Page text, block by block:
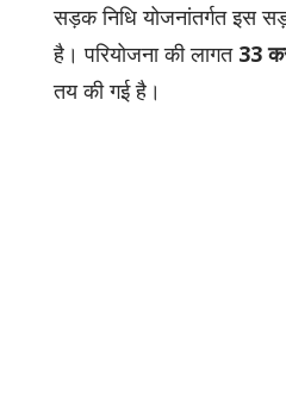
सड़क निधि योजनांतर्गत इस
है। परियोजना की लागत 33
तय की गई है।